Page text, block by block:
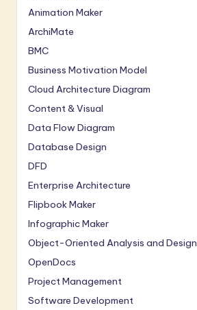
Animation Maker
ArchiMate
BMC
Business Motivation Model
Cloud Architecture Diagram
Content & Visual
Data Flow Diagram
Database Design
DFD
Enterprise Architecture
Flipbook Maker
Infographic Maker
Object-Oriented Analysis and Design
OpenDocs
Project Management
Software Development